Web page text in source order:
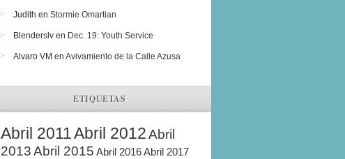
Judith en Stormie Omartian
Blenderslv en Dec. 19: Youth Service
Alvaro VM en Avivamiento de la Calle Azusa
ETIQUETAS
Abril 2011Abril 2012Abril
2013Abril 2015 Abril 2016Abril 2017